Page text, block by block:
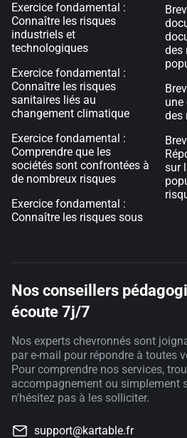
Exercice fondamental :
Connaître les risques
industriels et
technologiques
Exercice fondamental :
Connaître les risques
sanitaires liés au
changement climatique
Exercice fondamental :
Comprendre que les
sociétés sont confrontées à
de nombreux risques
Exercice fondamental :
Connaître les risques sous
des
une
des
sur
Nos conseillers
écoute 7j/7
Nos experts chevronnés sont
par e-mail pour répondre à toutes
Pour comprendre nos services,
accompagnement ou simplement
n'hésitez pas à les solliciter.
support@kartable.fr